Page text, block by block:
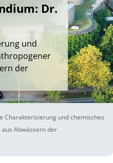
Dr.
und
der
Charakterisierung und chemisches
Abwässern der